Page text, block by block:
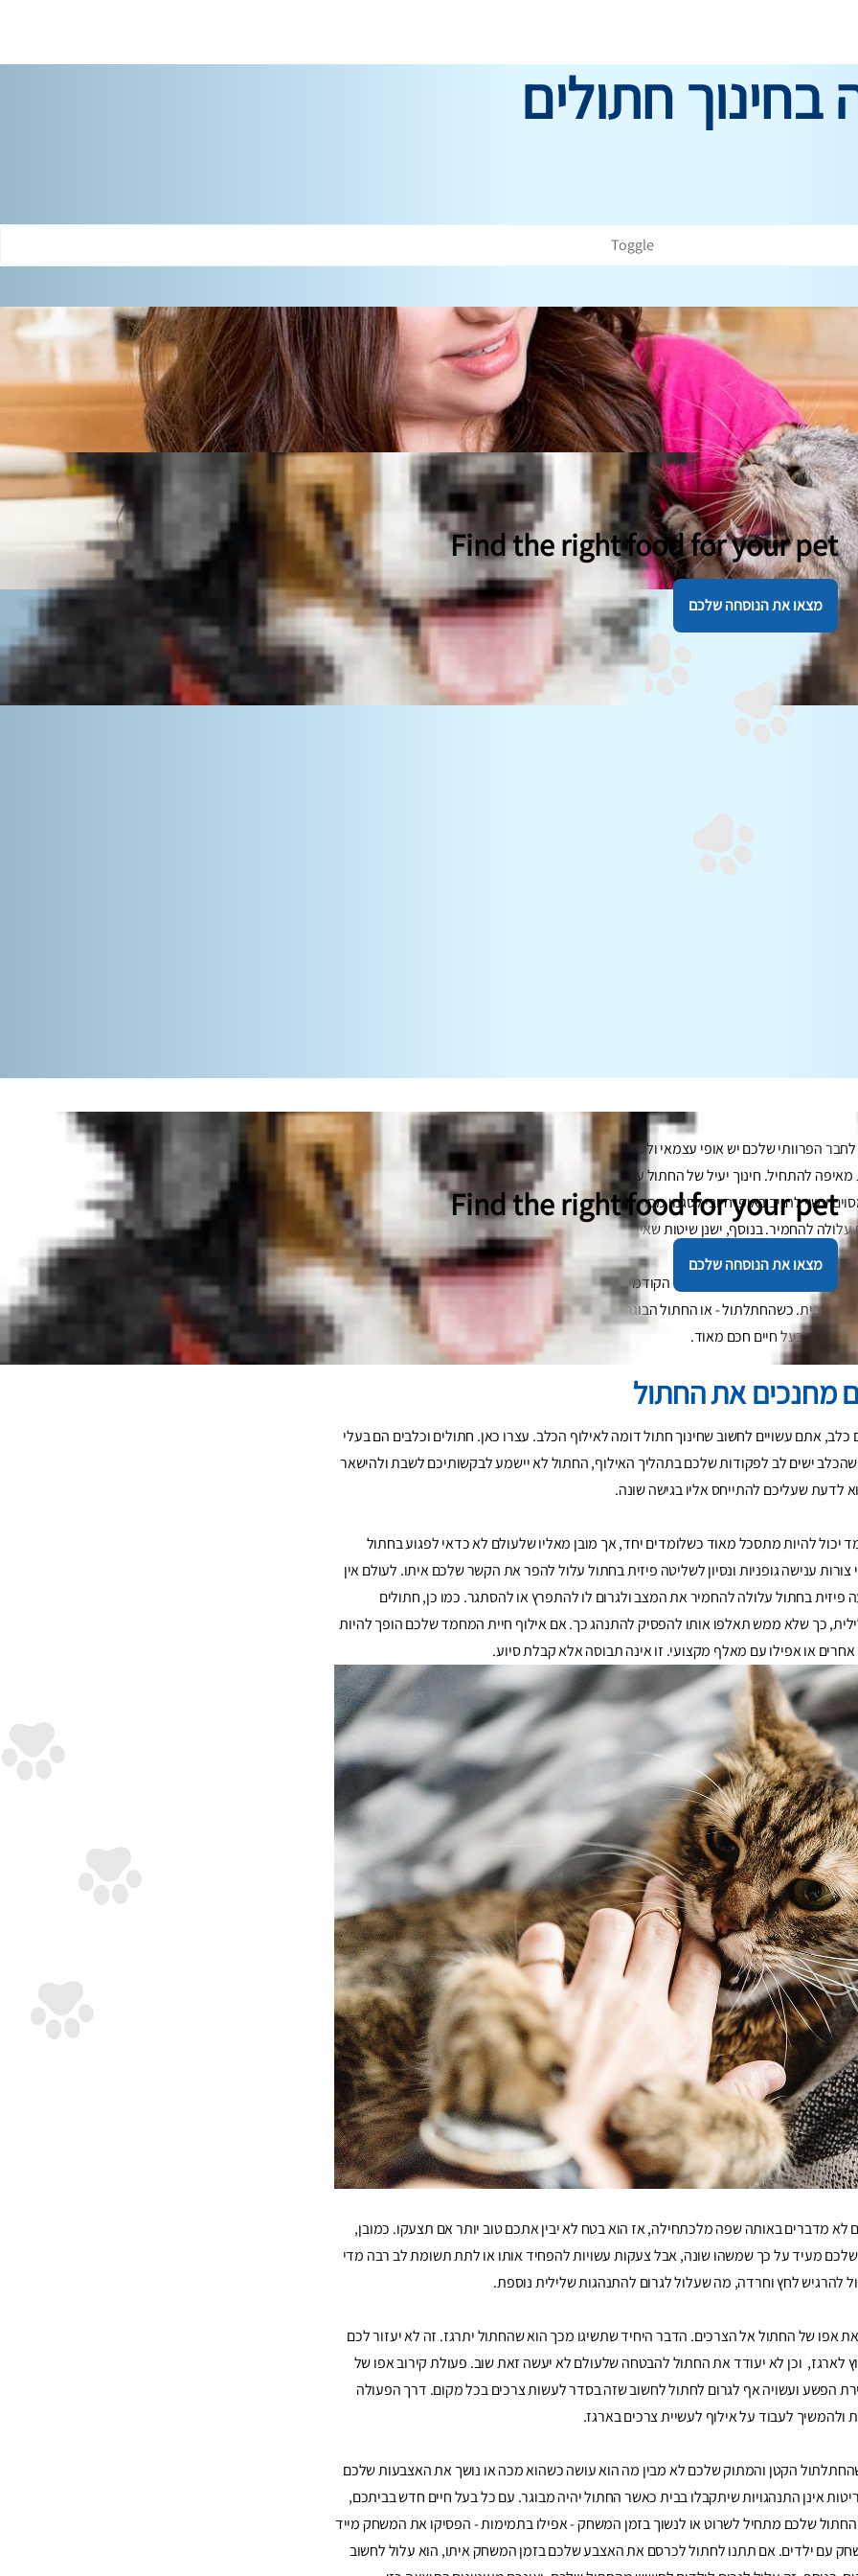
Toggle
Find the right food for your pet
מצאו את הנוסחה שלכם
Find the right food for your pet
מצאו את הנוסחה שלכם
חתולים
הפרוותי שלכם יש אופי עצמאי ולעיתים אף רגעי עצבנות. אמנם כדאי וצריך לדעת איך
להתחיל. חינוך יעיל של החתול עשוי להיות כרוך בניסוי וטעייה. בדיוק כמו שבני האדם
עשוי להגיב באופן חיובי לסגנון מסוים של תיקון התנהגות שלילית, חתולים אחרים עשויים
להחמיר. בנוסף, ישנן שיטות שאין לנסות בזמן שמחנכים את החתול.
זאת קודם, או אם החתולים הקודמים שלכם למדו הכל בעצמם. כדי להתחיל ברגל ימין,
בבית. כשהחתלתול - או החתול הבוגר יותר - מבין מהי ההתנהגות הנאותה, יהיה פחות צורך
הם בעל חיים חכם מאוד.
מחנכים את החתול
אתם עשויים לחשוב שחינוך חתול דומה לאילוף הכלב. עצרו כאן. חתולים וכלבים הם בעלי
שהכלב ישים לב לפקודות שלכם בתהליך האילוף, החתול לא יישמע לבקשותיכם לשבת ולהישאר
לדעת שעליכם להתייחס אליו בגישה שונה.
יכול להיות מתסכל מאוד כשלומדים יחד, אך מובן מאליו שלעולם לא כדאי לפגוע בחתול
ענישה גופניות ונסיון לשליטה פיזית בחתול עלול להפר את הקשר שלכם איתו. לעולם אין
בחתול עלולה להחמיר את המצב ולגרום לו להתפרץ או להסתגר. כמו כן, חתולים
כך שלא ממש תאלפו אותו להפסיק להתנהג כך. אם אילוף חיית המחמד שלכם הופך להיות
או אפילו עם מאלף מקצועי. זו אינה תבוסה אלא קבלת סיוע.
מדברים באותה שפה מלכתחילה, אז הוא בטח לא יבין אתכם טוב יותר אם תצעקו. כמובן,
שלכם מעיד על כך שמשהו שונה, אבל צעקות עשויות להפחיד אותו או לתת תשומת לב רבה מדי
להרגיש לחץ וחרדה, מה שעלול לגרום להתנהגות שלילית נוספת.
אפו של החתול אל הצרכים. הדבר היחיד שתשיגו מכך הוא שהחתול יתרגז. זה לא יעזור לכם
לארגז, וכן לא יעודד את החתול להבטחה שלעולם לא יעשה זאת שוב. פעולת קירוב אפו של
הפשע ועשויה אף לגרום לחתול לחשוב שזה בסדר לעשות צרכים בכל מקום. דרך הפעולה
ולהמשיך לעבוד על אילוף לעשיית צרכים בארגז.
הקטן והמתוק שלכם לא מבין מה הוא עושה כשהוא מכה או נושך את האצבעות שלכם
אינן התנהגויות שיתקבלו בבית כאשר החתול יהיה מבוגר. עם כל בעל חיים חדש בביתכם,
החתול שלכם מתחיל לשרוט או לנשוך בזמן המשחק - אפילו בתמימות - הפסיקו את המשחק מייד
עם ילדים. אם תתנו לחתול לכרסם את האצבע שלכם בזמן המשחק איתו, הוא עלול לחשוב